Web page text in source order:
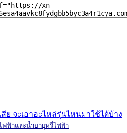
สีย จะเอาอะไหล่รุ่นไหนมาใช้ได้บ้าง
ฟฟ้าและน้ำยาบุหรี่ไฟฟ้า